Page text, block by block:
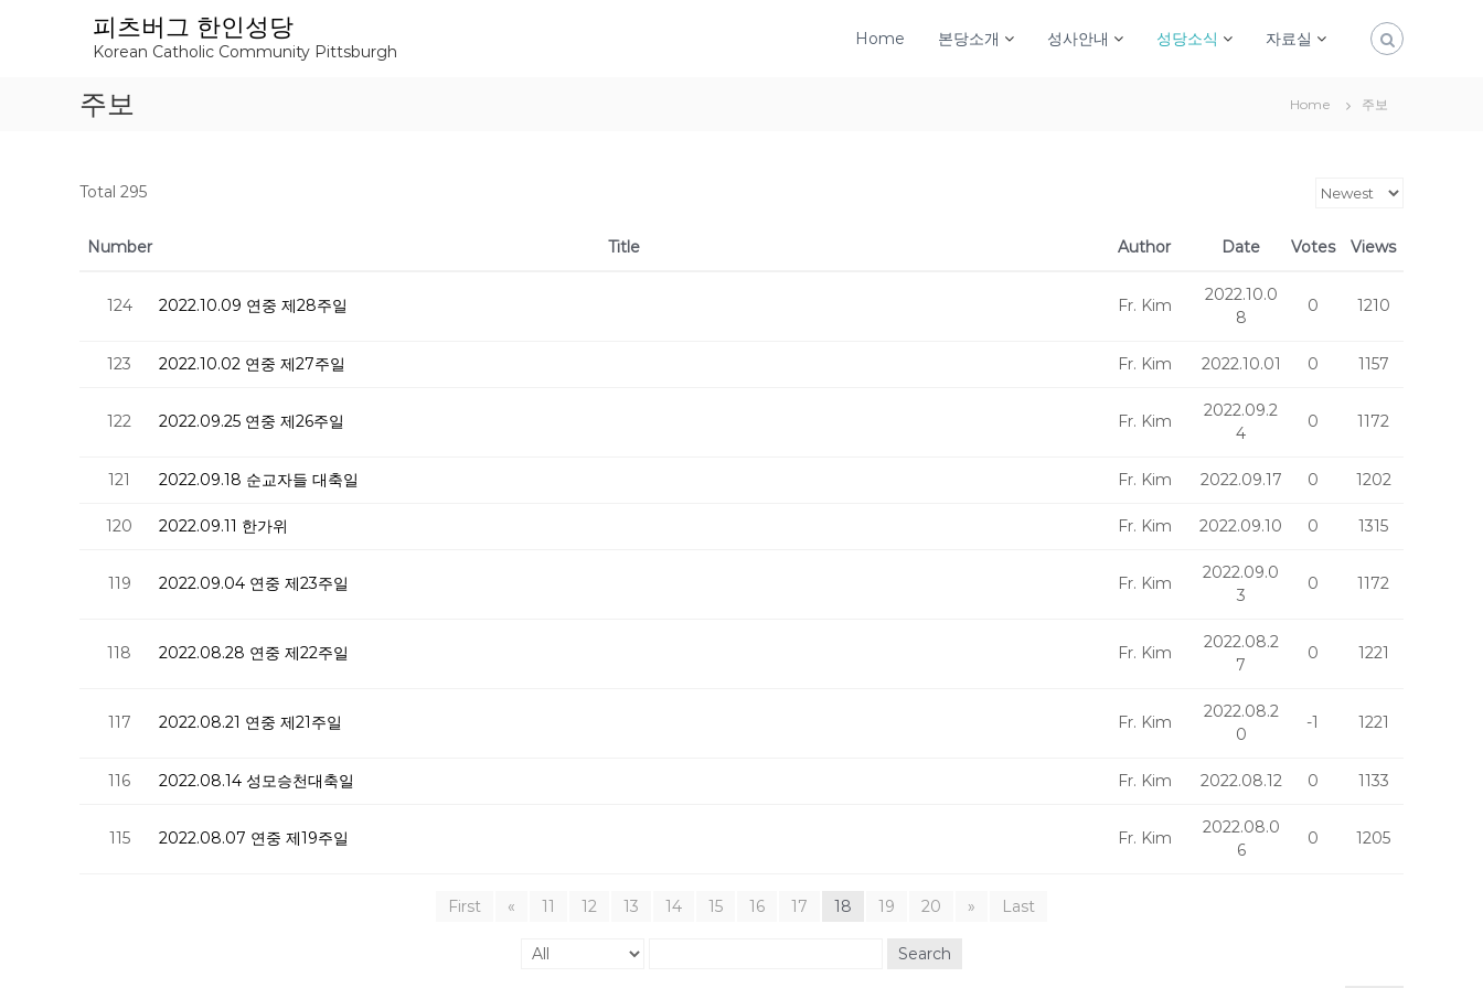
피츠버그 한인성당
Korean Catholic Community Pittsburgh
Home 본당소개 성사안내 성당소식 자료실
주보 Home 주보
Total 295
Number Title Author Date Votes Views
124 2022.10.09 연중 제28주일 Fr. Kim
2022.10.0
8
0 1210
123 2022.10.02 연중 제27주일 Fr. Kim 2022.10.01 0 1157
122 2022.09.25 연중 제26주일 Fr. Kim
2022.09.2
4
0 1172
121 2022.09.18 순교자들 대축일 Fr. Kim 2022.09.17 0 1202
120 2022.09.11 한가위 Fr. Kim 2022.09.10 0 1315
119 2022.09.04 연중 제23주일 Fr. Kim
2022.09.0
3
0 1172
118 2022.08.28 연중 제22주일 Fr. Kim
2022.08.2
7
0 1221
117 2022.08.21 연중 제21주일 Fr. Kim
2022.08.2
0
-1 1221
116 2022.08.14 성모승천대축일 Fr. Kim 2022.08.12 0 1133
115 2022.08.07 연중 제19주일 Fr. Kim
2022.08.0
6
0 1205
First « 11 12 13 14 15 16 17 18 19 20 » Last
Search